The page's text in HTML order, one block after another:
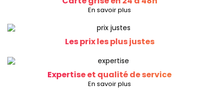
En savoir plus
Les prix les plus justes
Expertise et qualité de service
En savoir plus